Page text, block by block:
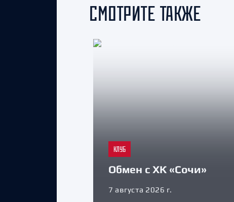
СМОТРИТЕ ТАКЖЕ
КЛУБ
Обмен с ХК «Сочи»
7 августа 2026 г.